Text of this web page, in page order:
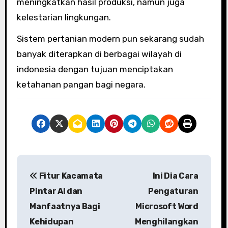
kelestarian lingkungan.
Sistem pertanian modern pun sekarang sudah
banyak diterapkan di berbagai wilayah di
indonesia dengan tujuan menciptakan
ketahanan pangan bagi negara.
P
Fitur Kacamata
Pintar AI dan
Manfaatnya Bagi
Kehidupan
Ini Dia Cara
Pengaturan
Microsoft Word
Menghilangkan